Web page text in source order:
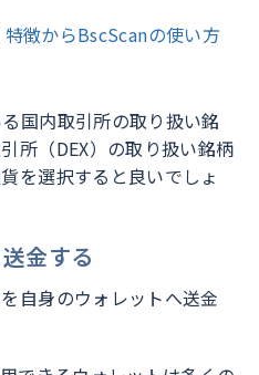
徴からBscScanの使い方
国内取引所の取り扱い銘
所（DEX）の取り扱い銘柄
を選択すると良いでしょ
金する
自身のウォレットへ送金